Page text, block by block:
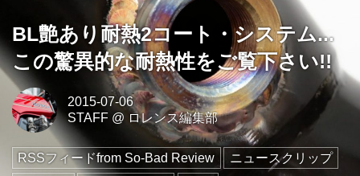
BL艶あり耐熱2コート・システム...
この驚異的な耐熱性をご覧下さい!!
2015-07-06
STAFF@ ロレンス編集部
RSSフィードfrom So-Bad Review
ニュースクリップ